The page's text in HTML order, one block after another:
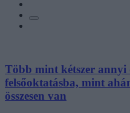
Több mint kétszer
felsőoktatásba, mint
összesen van